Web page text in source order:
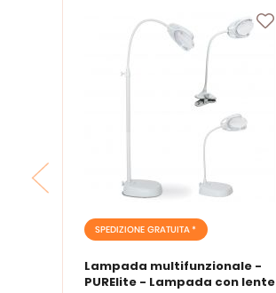
SPEDIZIONE GRATUITA *
Lampada multifunzionale -
PURElite - Lampada con lente